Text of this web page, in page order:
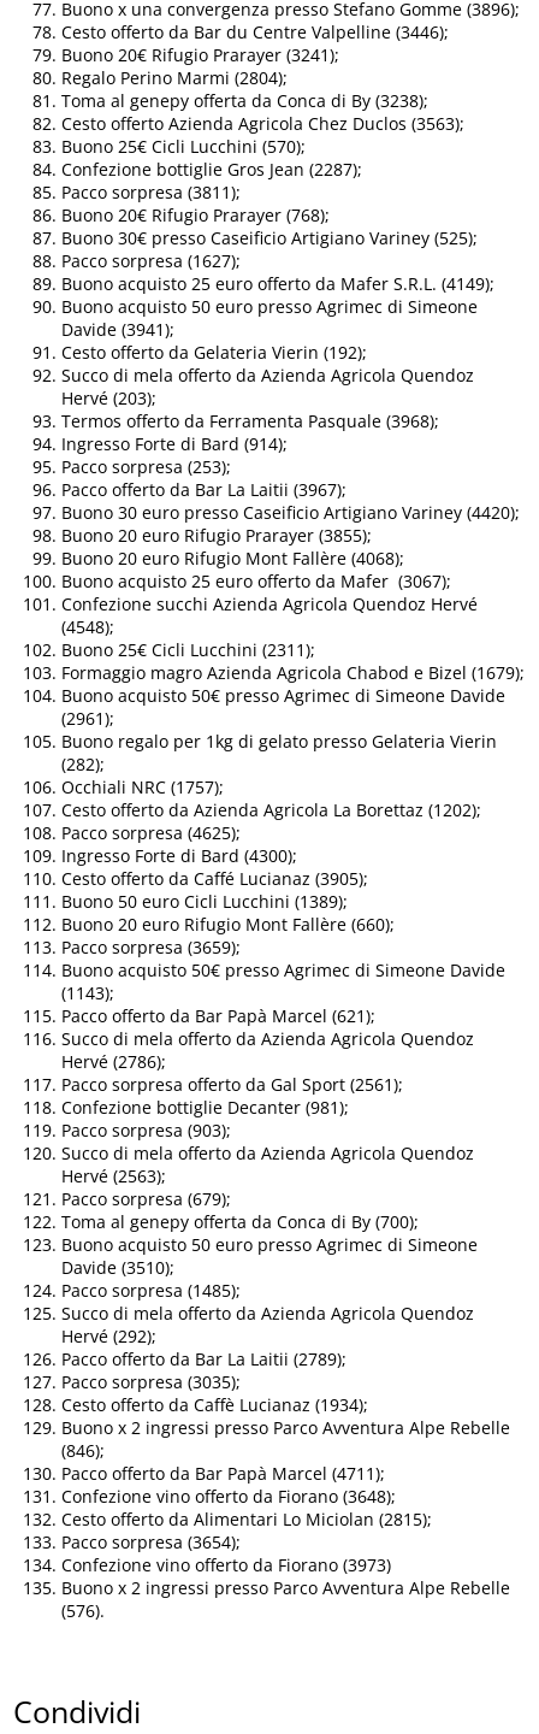
Buono x una convergenza presso Stefano Gomme (3896);
Cesto offerto da Bar du Centre Valpelline (3446);
Buono 20€ Rifugio Prarayer (3241);
Regalo Perino Marmi (2804);
Toma al genepy offerta da Conca di By (3238);
Cesto offerto Azienda Agricola Chez Duclos (3563);
Buono 25€ Cicli Lucchini (570);
Confezione bottiglie Gros Jean (2287);
Pacco sorpresa (3811);
Buono 20€ Rifugio Prarayer (768);
Buono 30€ presso Caseificio Artigiano Variney (525);
Pacco sorpresa (1627);
Buono acquisto 25 euro offerto da Mafer S.R.L. (4149);
Buono acquisto 50 euro presso Agrimec di Simeone
Davide (3941);
Cesto offerto da Gelateria Vierin (192);
Succo di mela offerto da Azienda Agricola Quendoz
Hervé (203);
Termos offerto da Ferramenta Pasquale (3968);
Ingresso Forte di Bard (914);
Pacco sorpresa (253);
Pacco offerto da Bar La Laitii (3967);
Buono 30 euro presso Caseificio Artigiano Variney (4420);
Buono 20 euro Rifugio Prarayer (3855);
Buono 20 euro Rifugio Mont Fallère (4068);
Buono acquisto 25 euro offerto da Mafer (3067);
Confezione succhi Azienda Agricola Quendoz Hervé
(4548);
Buono 25€ Cicli Lucchini (2311);
Formaggio magro Azienda Agricola Chabod e Bizel (1679);
Buono acquisto 50€ presso Agrimec di Simeone Davide
(2961);
Buono regalo per 1kg di gelato presso Gelateria Vierin
(282);
Occhiali NRC (1757);
Cesto offerto da Azienda Agricola La Borettaz (1202);
Pacco sorpresa (4625);
Ingresso Forte di Bard (4300);
Cesto offerto da Caffé Lucianaz (3905);
Buono 50 euro Cicli Lucchini (1389);
Buono 20 euro Rifugio Mont Fallère (660);
Pacco sorpresa (3659);
Buono acquisto 50€ presso Agrimec di Simeone Davide
(1143);
Pacco offerto da Bar Papà Marcel (621);
Succo di mela offerto da Azienda Agricola Quendoz
Hervé (2786);
Pacco sorpresa offerto da Gal Sport (2561);
Confezione bottiglie Decanter (981);
Pacco sorpresa (903);
Succo di mela offerto da Azienda Agricola Quendoz
Hervé (2563);
Pacco sorpresa (679);
Toma al genepy offerta da Conca di By (700);
Buono acquisto 50 euro presso Agrimec di Simeone
Davide (3510);
Pacco sorpresa (1485);
Succo di mela offerto da Azienda Agricola Quendoz
Hervé (292);
Pacco offerto da Bar La Laitii (2789);
Pacco sorpresa (3035);
Cesto offerto da Caffè Lucianaz (1934);
Buono x 2 ingressi presso Parco Avventura Alpe Rebelle
(846);
Pacco offerto da Bar Papà Marcel (4711);
Confezione vino offerto da Fiorano (3648);
Cesto offerto da Alimentari Lo Miciolan (2815);
Pacco sorpresa (3654);
Confezione vino offerto da Fiorano (3973)
Buono x 2 ingressi presso Parco Avventura Alpe Rebelle
(576).
Condividi